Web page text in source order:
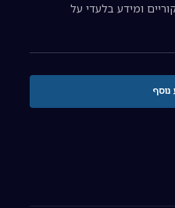
ומידע בלעדי על
נוסף